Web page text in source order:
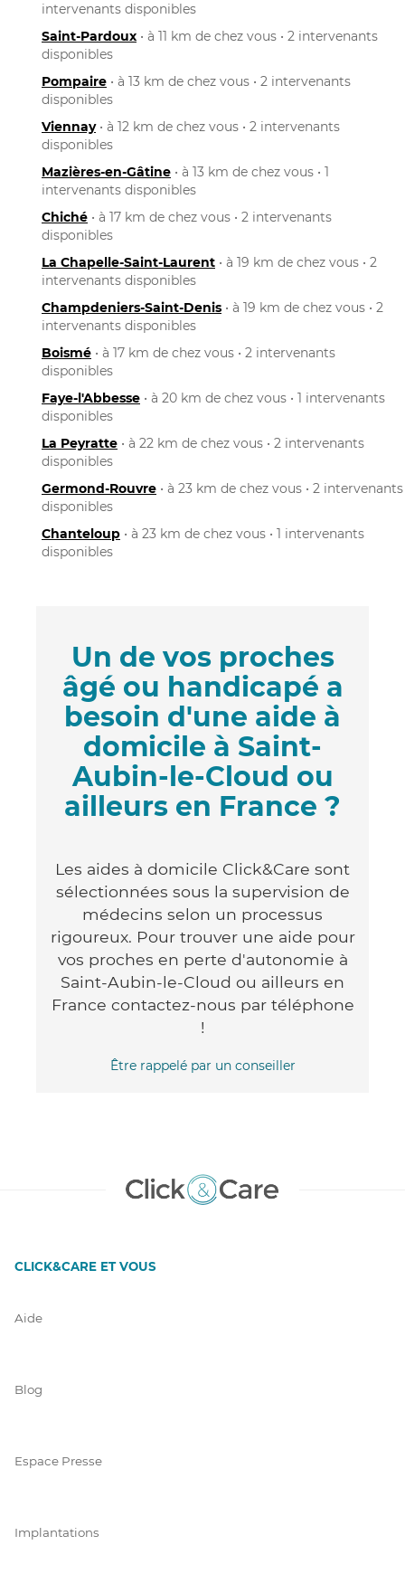
intervenants disponibles
Saint-Pardoux • à 11 km de chez vous • 2 intervenants
disponibles
Pompaire • à 13 km de chez vous • 2 intervenants
disponibles
Viennay• à 12 km de chez vous • 2 intervenants
disponibles
Mazières-en-Gâtine • à 13 km de chez vous • 1
intervenants disponibles
Chiché • à 17 km de chez vous • 2 intervenants
disponibles
La Chapelle-Saint-Laurent • à 19 km de chez vous • 2
intervenants disponibles
Champdeniers-Saint-Denis • à 19 km de chez vous • 2
intervenants disponibles
Boismé • à 17 km de chez vous • 2 intervenants
disponibles
Faye-l'Abbesse • à 20 km de chez vous • 1 intervenants
disponibles
La Peyratte • à 22 km de chez vous • 2 intervenants
disponibles
Germond-Rouvre • à 23 km de chez vous • 2 intervenants
disponibles
Chanteloup • à 23 km de chez vous • 1 intervenants
disponibles
Un de vos proches
âgé ou handicapé a
besoin d'une aide à
domicile à Saint-
Aubin-le-Cloud ou
ailleurs en France ?
Les aides à domicile Click&Care sont
sélectionnées sous la supervision de
médecins selon un processus
rigoureux. Pour trouver une aide pour
vos proches en perte d'autonomie à
Saint-Aubin-le-Cloud ou ailleurs en
France contactez-nous par téléphone
!
Être rappelé par un conseiller
CLICK&CARE ET VOUS
Aide
Blog
Espace Presse
Implantations